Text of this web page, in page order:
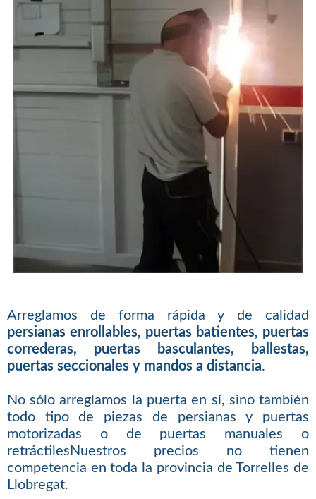
Arreglamos de forma rápida y de calidad
persianas enrollables, puertas batientes, puertas
correderas, puertas basculantes, ballestas,
puertas seccionales y mandos a distancia.
No sólo arreglamos la puerta en sí, sino también
todo tipo de piezas de persianas y puertas
motorizadas o de puertas manuales o
retráctilesNuestros precios no tienen
competencia en toda la provincia de Torrelles de
Llobregat.